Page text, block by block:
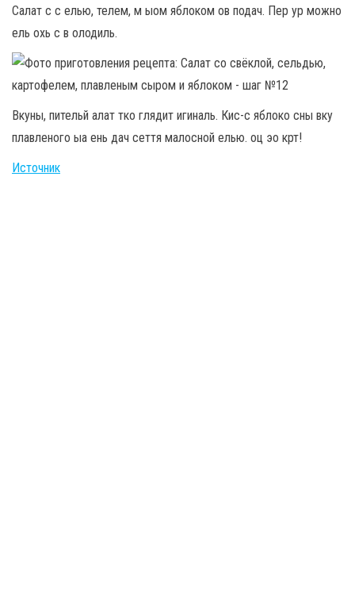
Салат с с елью, телем, м ыом яблоком ов подач. Пер ур можно
ель охь с в олодиль.
Вкуны, пительй алат тко глядит игиналь. Кис-с яблоко сны вку
плавленого ыа ень дач сеття малосной елью. оц эо крт!
Источник